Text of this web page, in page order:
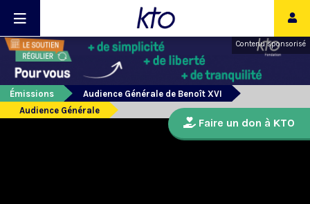
Contenu sponsorisé
Émissions
Audience Générale de Benoît XVI
Audience Générale
Faire un don à KTO